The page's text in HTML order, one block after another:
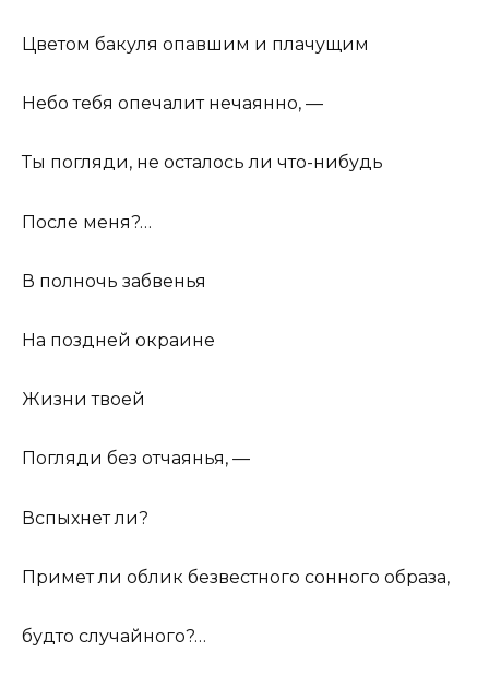
Цветом бакуля опавшим и плачущим
Небо тебя опечалит нечаянно, —
Ты погляди, не осталось ли что-нибудь
После меня?…
В полночь забвенья
На поздней окраине
Жизни твоей
Погляди без отчаянья, —
Вспыхнет ли?
Примет ли облик безвестного сонного образа,
будто случайного?…